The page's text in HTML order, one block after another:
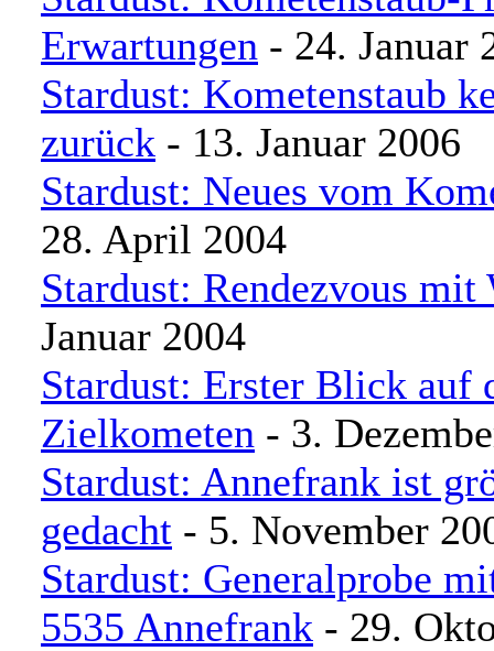
Erwartungen - 24. Januar
Stardust: Kometenstaub
zurück - 13. Januar 2006
Stardust: Neues vom
28. April 2004
Stardust: Rendezvous
Januar 2004
Stardust: Erster Blick auf
Zielkometen - 3.
Stardust: Annefrank ist
gedacht - 5. November
Stardust: Generalprobe
5535 Annefrank - 29.